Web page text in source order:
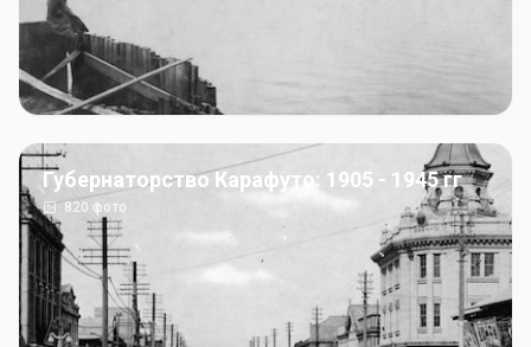
Губернаторство Карафуто: 1905 - 1945 гг
820 фото